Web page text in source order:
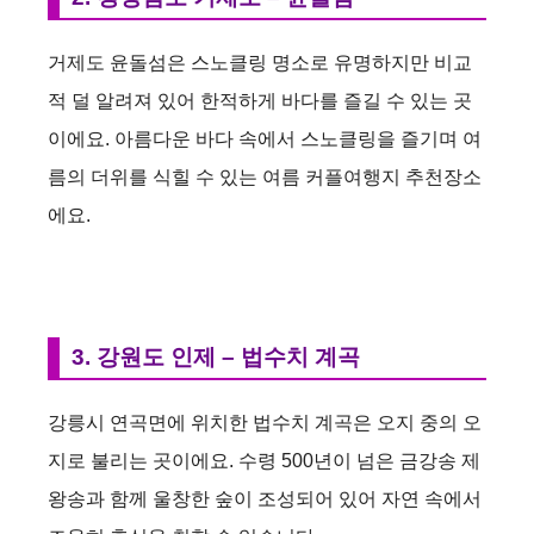
거제도 윤돌섬은 스노클링 명소로 유명하지만 비교
적 덜 알려져 있어 한적하게 바다를 즐길 수 있는 곳
이에요. 아름다운 바다 속에서 스노클링을 즐기며 여
름의 더위를 식힐 수 있는 여름 커플여행지 추천장소
에요.
3. 강원도 인제 – 법수치 계곡
강릉시 연곡면에 위치한 법수치 계곡은 오지 중의 오
지로 불리는 곳이에요. 수령 500년이 넘은 금강송 제
왕송과 함께 울창한 숲이 조성되어 있어 자연 속에서